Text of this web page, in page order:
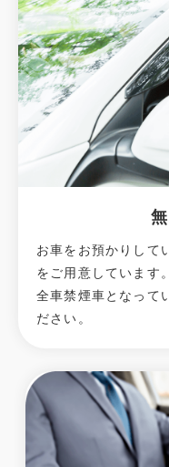
お車をお預かりして
をご用意しています。
全車禁煙車となって
ださい。